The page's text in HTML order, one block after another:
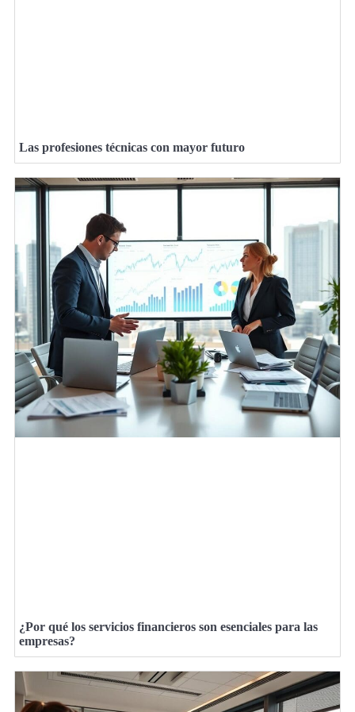
Las profesiones técnicas con mayor futuro
¿Por qué los servicios financieros son esenciales para las
empresas?